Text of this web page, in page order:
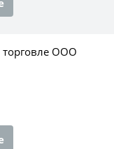
торговле ООО